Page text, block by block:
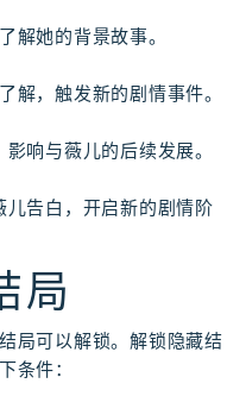
解她的背景故事。
解，触发新的剧情事件。
响与薇儿的后续发展。
告白，开启新的剧情阶
局
局可以解锁。解锁隐藏结
条件：